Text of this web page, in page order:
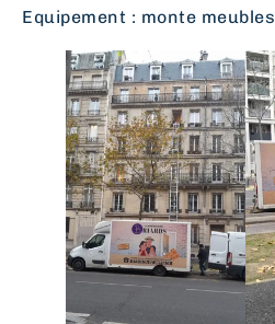
Equipement : monte meubles